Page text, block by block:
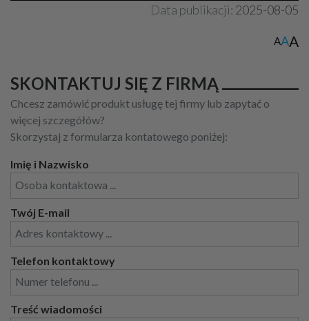
Data publikacji: 2025-08-05
AAA
SKONTAKTUJ SIĘ Z FIRMĄ
Chcesz zamówić produkt usługę tej firmy lub zapytać o
więcej szczegółów?
Skorzystaj z formularza kontatowego poniżej:
Imię i Nazwisko
Twój E-mail
Telefon kontaktowy
Treść wiadomości